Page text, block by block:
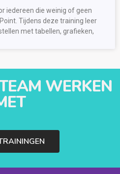
iedereen die weinig of geen
Tijdens deze training leer
met tabellen, grafieken,
WERKEN